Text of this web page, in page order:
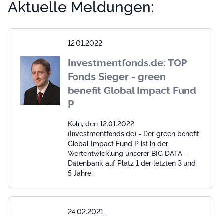
Aktuelle Meldungen:
12.01.2022
Investmentfonds.de: TOP
Fonds Sieger - green
benefit Global Impact Fund
P
Köln, den 12.01.2022
(Investmentfonds.de) - Der green benefit
Global Impact Fund P ist in der
Wertentwicklung unserer BIG DATA -
Datenbank auf Platz 1 der letzten 3 und
5 Jahre.
24.02.2021